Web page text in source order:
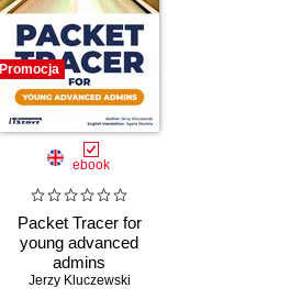
Michał Marks,Piotr Arabas
Promocja
ebook
Packet Tracer for
young advanced
admins
Jerzy Kluczewski